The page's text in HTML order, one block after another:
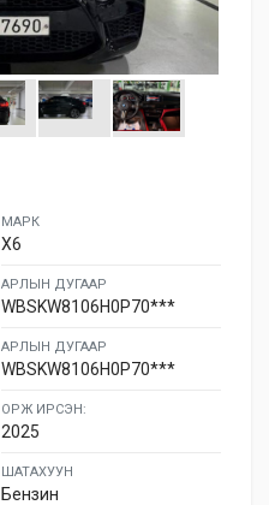
МАРК
X6
АРЛЫН ДУГААР
WBSKW8106H0P70***
АРЛЫН ДУГААР
WBSKW8106H0P70***
ОРЖ ИРСЭН:
2025
ШАТАХУУН
Бензин